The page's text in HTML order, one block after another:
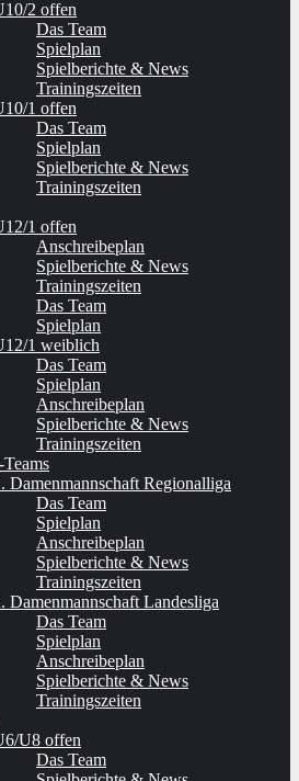
2 offen
Das Team
Spielplan
Spielberichte & News
Trainingszeiten
1 offen
Das Team
Spielplan
Spielberichte & News
Trainingszeiten
1 offen
Anschreibeplan
Spielberichte & News
Trainingszeiten
Das Team
Spielplan
1 weiblich
Das Team
Spielplan
Anschreibeplan
Spielberichte & News
Trainingszeiten
Damenmannschaft Regionalliga
Das Team
Spielplan
Anschreibeplan
Spielberichte & News
Trainingszeiten
Damenmannschaft Landesliga
Das Team
Spielplan
Anschreibeplan
Spielberichte & News
Trainingszeiten
U8 offen
Das Team